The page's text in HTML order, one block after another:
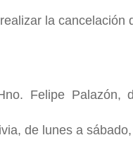
la cancelación
Felipe Palazón,
de lunes a